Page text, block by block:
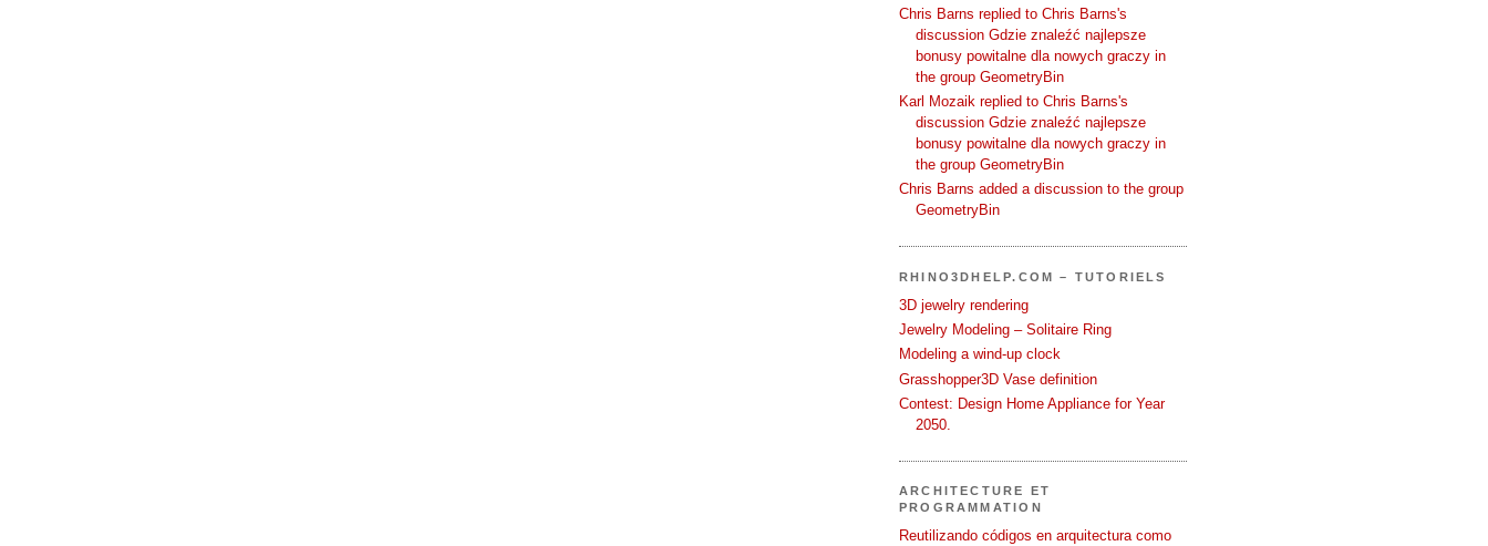
Chris Barns replied to Chris Barns's
discussion Gdzie znaleźć najlepsze
bonusy powitalne dla nowych graczy in
the group GeometryBin
Karl Mozaik replied to Chris Barns's
discussion Gdzie znaleźć najlepsze
bonusy powitalne dla nowych graczy in
the group GeometryBin
Chris Barns added a discussion to the group
GeometryBin
RHINO3DHELP.COM – TUTORIELS
3D jewelry rendering
Jewelry Modeling – Solitaire Ring
Modeling a wind-up clock
Grasshopper3D Vase definition
Contest: Design Home Appliance for Year
2050.
ARCHITECTURE ET
PROGRAMMATION
Reutilizando códigos en arquitectura como